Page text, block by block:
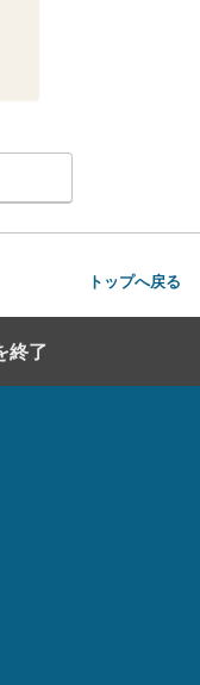
トップへ戻る
終了